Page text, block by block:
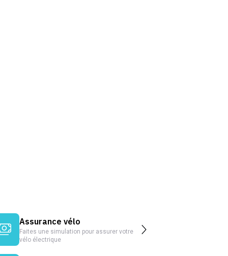
Assurance vélo
Faites une simulation pour assurer votre
vélo électrique